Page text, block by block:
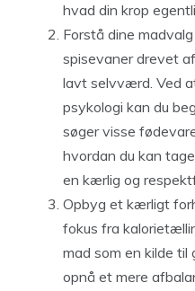
hvad din krop
Forstå dine madvalg
spisevaner drevet
lavt selvværd. Ved
psykologi kan du
søger visse
hvordan du kan
en kærlig og
Opbyg et kærligt
fokus fra
mad som en kilde
opnå et mere